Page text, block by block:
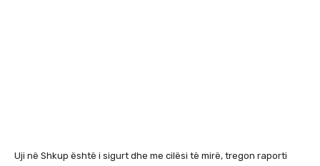
Uji në Shkup është i sigurt dhe me cilësi të mirë, tregon raporti